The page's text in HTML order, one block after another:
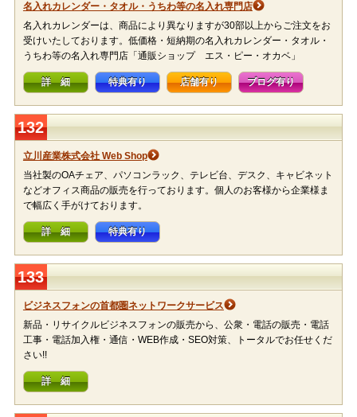
名入れカレンダー・タオル・うちわ等の名入れ専門店
名入れカレンダーは、商品により異なりますが30部以上からご注文をお
受けいたしております。低価格・短納期の名入れカレンダー・タオル・
うちわ等の名入れ専門店「通販ショップ エス・ピー・オカベ」
詳 細 特典有り 店舗有り ブログ有り
132
立川産業株式会社 Web Shop
当社製のOAチェア、パソコンラック、テレビ台、デスク、キャビネット
などオフィス商品の販売を行っております。個人のお客様から企業様ま
で幅広く手がけております。
詳 細 特典有り
133
ビジネスフォンの首都圏ネットワークサービス
新品・リサイクルビジネスフォンの販売から、公衆・電話の販売・電話
工事・電話加入権・通信・WEB作成・SEO対策、トータルでお任せくだ
さい!!
詳 細